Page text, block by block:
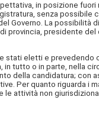
in posizione fuori
senza possibile
Governo. La possibilità
provincia, presidente del
stati eletti e prevedendo
in tutto o in parte, nella
della candidatura; con
Per quanto riguarda i
attività non